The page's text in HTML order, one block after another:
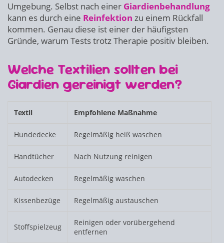
Umgebung. Selbst nach einer Giardienbehandlung
kann es durch eine Reinfektion zu einem Rückfall
kommen. Genau diese ist einer der häufigsten
Gründe, warum Tests trotz Therapie positiv bleiben.
Welche Textilien sollten bei
Giardien gereinigt werden?
Textil Empfohlene Maßnahme
Hundedecke Regelmäßig heiß waschen
Handtücher Nach Nutzung reinigen
Autodecken Regelmäßig waschen
Kissenbezüge Regelmäßig austauschen
Stoffspielzeug
Reinigen oder vorübergehend
entfernen